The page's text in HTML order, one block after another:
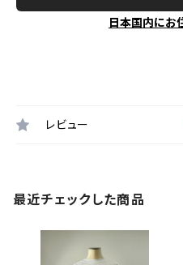
日本国内にお
レビュー
最近チェックした商品